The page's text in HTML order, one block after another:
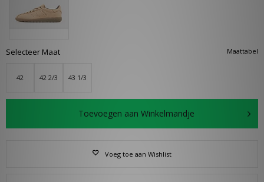
Maattabel
Selecteer Maat
42 42 2/3 43 1/3
Toevoegen aan Winkelmandje
Voeg toe aan Wishlist